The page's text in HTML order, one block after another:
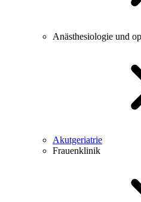
Anästhesiologie und
Akutgeriatrie
Frauenklinik